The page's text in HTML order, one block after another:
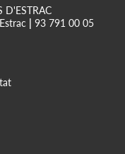
D'ESTRAC
93 791 00 05